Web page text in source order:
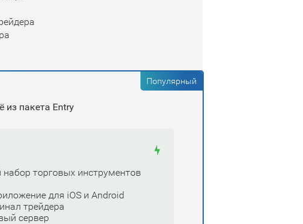
Популярный
из пакета Entry
торговых инструментов
для iOS и Android
трейдера
сервер